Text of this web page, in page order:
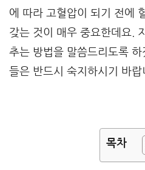
에 따라 고혈압이 되기 전에
갖는 것이 매우 중요한데요.
추는 방법을 말씀드리도록
들은 반드시 숙지하시기 바랍
목차